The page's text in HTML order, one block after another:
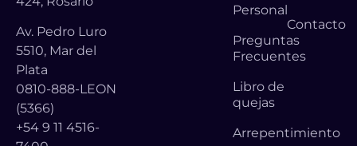
Av. Pedro Luro
5510, Mar del
Plata
0810-888-LEON
(5366)
+54 9 11 4516-
Personal
Preguntas
Frecuentes
Libro de
quejas
Arrepentimiento
Contacto